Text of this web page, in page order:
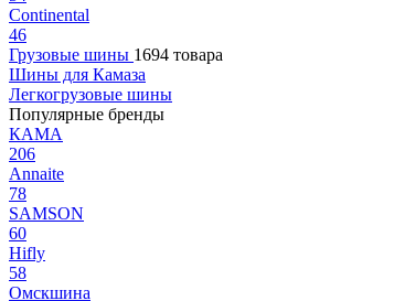
Continental
46
Грузовые шины 1694 товара
Шины для Камаза
Легкогрузовые шины
Популярные бренды
КАМА
206
Annaite
78
SAMSON
60
Hifly
58
Омскшина